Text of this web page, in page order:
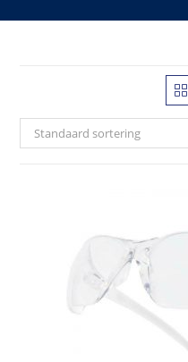
Standaard sortering